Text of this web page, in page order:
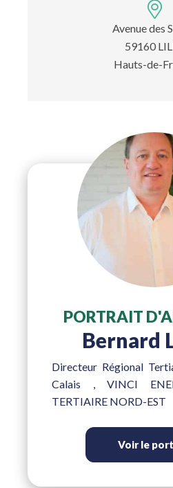
Avenue des
59160
Hauts-de-
PORTRAIT
Bernard
Directeur Régional
Calais , VINCI
TERTIAIRE NORD-EST
Voir le